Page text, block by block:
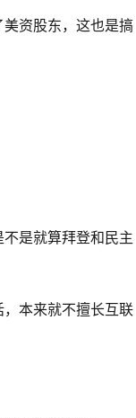
资股东，这也是搞
是就算拜登和民主
本来就不擅长互联